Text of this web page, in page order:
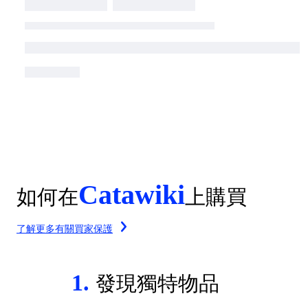
如何在Catawiki 上購買
了解更多有關買家保護
1. 發現獨特物品